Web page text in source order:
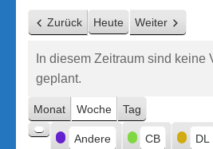
Zurück Heute Weiter
In diesem Zeitraum sind keine
geplant.
Monat Woche Tag
Kategorien
KategorieAndere CB DL